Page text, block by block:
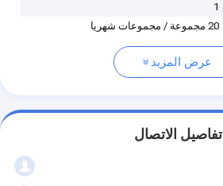
1
20 مجموعة / مجموعات شهريا
عرض المزيد
تفاصيل الاتصال